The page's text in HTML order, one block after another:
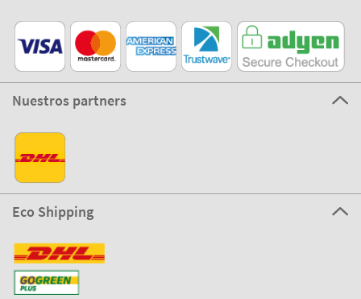
Nuestros partners
Eco Shipping